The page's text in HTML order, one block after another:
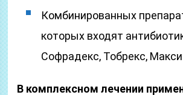
Комбинированных
которых входят
Софрадекс, Тобрекс,
В комплексном лечении